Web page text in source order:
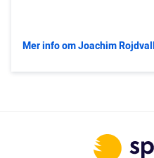
Mer info om Joachim Rojdvall